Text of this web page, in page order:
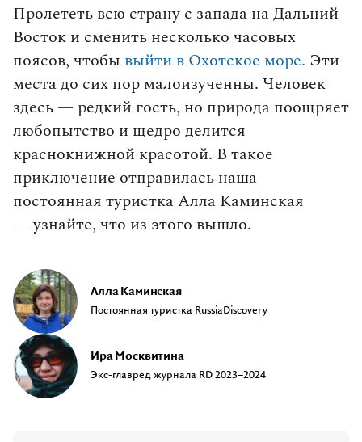
Пролететь всю страну с запада на Дальний
Восток и сменить несколько часовых
поясов, чтобы выйти в Охотское море. Эти
места до сих пор малоизученны. Человек
здесь — редкий гость, но природа поощряет
любопытство и щедро делится
краснокнижной красотой. В такое
приключение отправилась наша
постоянная туристка Алла Каминская
— узнайте, что из этого вышло.
Алла Каминская
Постоянная туристка RussiaDiscovery
Ира Москвитина
Экс-главред журнала RD 2023–2024